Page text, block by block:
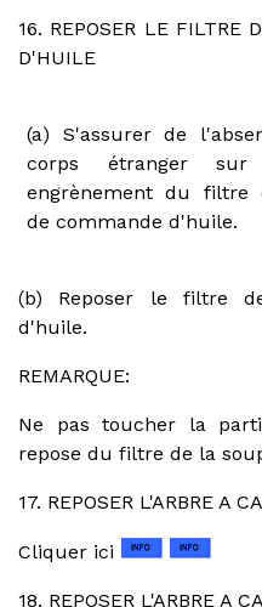
16. REPOSER LE FILTRE
D'HUILE
(a) S'assurer de
corps étranger
engrènement du filtre
de commande d'huile.
(b) Reposer le filtre
d'huile.
REMARQUE:
Ne pas toucher la
repose du filtre de la
17. REPOSER L'ARBRE A
Cliquer ici
18. REPOSER L'ARBRE A